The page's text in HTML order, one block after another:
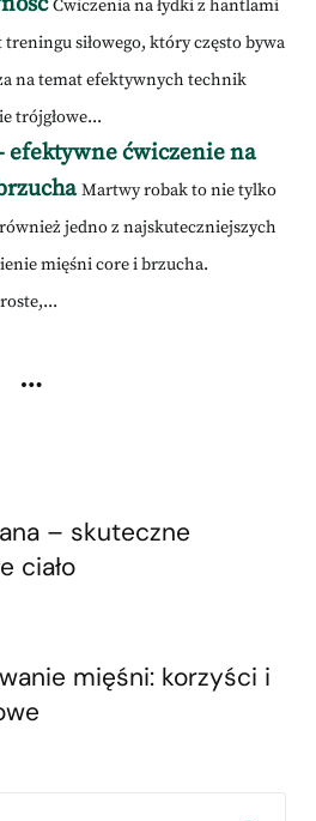
Ćwiczenia na łydki z hantlami
siłowego, który często bywa
na temat efektywnych technik
trójgłowe...
efektywne ćwiczenie na
Martwy robak to nie tylko
jedno z najskuteczniejszych
mięśni core i brzucha.
– skuteczne
ciało
mięśni: korzyści i